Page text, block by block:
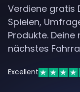
Verdiene gratis
Spielen,
Produkte.
nächstes
Excellent